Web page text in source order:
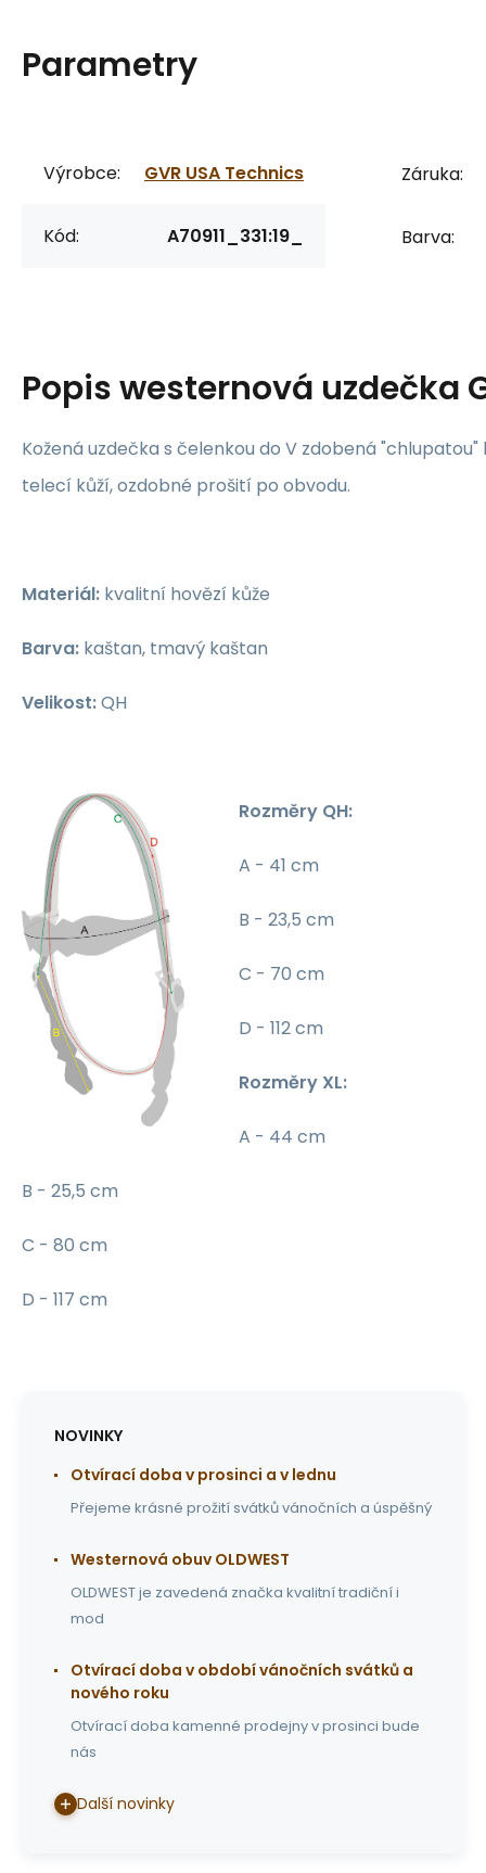
Parametry
Výrobce: GVR USA Technics
Kód: A70911_331:19_
Záruka:
Barva:
Popiswesternová uzdečka
Kožená uzdečka s čelenkou do V zdobená "chlupatou"
telecí kůží, ozdobné prošití po obvodu.
Materiál: kvalitní hovězí kůže
Barva: kaštan, tmavý kaštan
Velikost:QH
Rozměry QH:
A - 41 cm
B - 23,5 cm
C - 70 cm
D - 112 cm
Rozměry XL:
A - 44 cm
B - 25,5 cm
C - 80 cm
D - 117 cm
NOVINKY
Otvírací doba v prosinci a v lednu
Přejeme krásné prožití svátků vánočních a úspěšný
Westernová obuv OLDWEST
OLDWEST je zavedená značka kvalitní tradiční i
mod
Otvírací doba v období vánočních svátků a
nového roku
Otvírací doba kamenné prodejny v prosinci bude
nás
Další novinky